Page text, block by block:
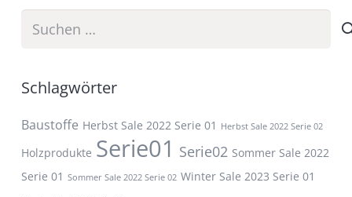
Suchen
Schlagwörter
Baustoffe Herbst Sale 2022 Serie 01 Herbst Sale 2022 Serie 02
Holzprodukte Serie01 Serie02 Sommer Sale 2022
Serie 01 Sommer Sale 2022 Serie 02 Winter Sale 2023 Serie 01